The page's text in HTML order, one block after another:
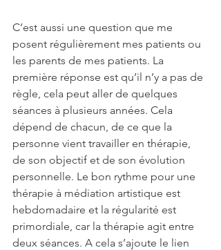
C’est aussi une question que me
posent régulièrement mes patients ou
les parents de mes patients. La
première réponse est qu’il n’y a pas de
règle, cela peut aller de quelques
séances à plusieurs années. Cela
dépend de chacun, de ce que la
personne vient travailler en thérapie,
de son objectif et de son évolution
personnelle. Le bon rythme pour une
thérapie à médiation artistique est
hebdomadaire et la régularité est
primordiale, car la thérapie agit entre
deux séances. A cela s’ajoute le lien